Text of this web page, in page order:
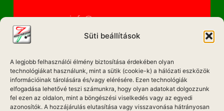
Süti beállítások
A legjobb felhasználói élmény biztosítása érdekében olyan
technológiákat használunk, mint a sütik (cookie-k) a hálózati eszközök
információinak tárolására és/vagy elérésére. Ezen technológiák
elfogadása lehetővé teszi számunkra, hogy olyan adatokat dolgozzunk
fel ezen az oldalon, mint a böngészési viselkedés vagy az egyedi
azonosítók. A hozzájárulás elutasítása vagy visszavonása hátrányosan
info@magyarzene.eu
IMPRESSZUM
ETIKAI KÓDEX
MÉDIA AJÁNLAT